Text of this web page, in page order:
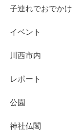
子連れでおでかけ
イベント
川西市内
レポート
公園
神社仏閣